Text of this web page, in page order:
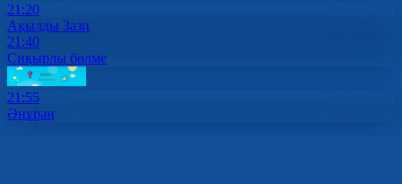
21:20
Ақылды Зази
21:40
Сиқырлы бөлме
21:55
Әнұран